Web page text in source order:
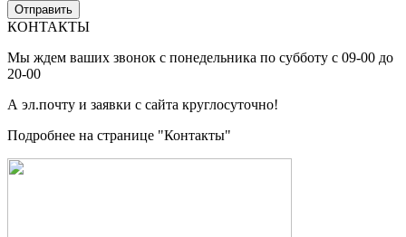
КОНТАКТЫ
Мы ждем ваших звонок с понедельника по субботу с 09-00 до
20-00
А эл.почту и заявки с сайта круглосуточно!
Подробнее на странице "Контакты"